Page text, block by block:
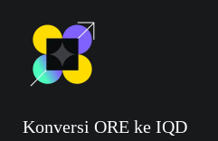
Konversi ORE ke IQD